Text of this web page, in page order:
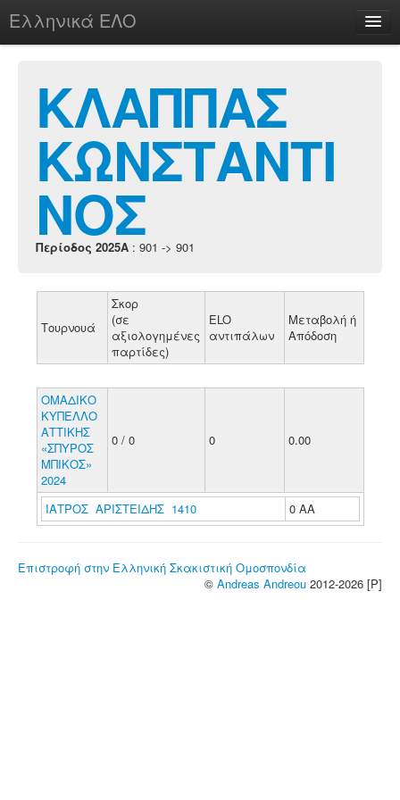
Ελληνικά ΕΛΟ
chesstu.be @ discord
Login
ΚΛΑΠΠΑΣ
ΚΩΝΣΤΑΝΤΙ
ΝΟΣ
Περίοδος 2025A : 901 -> 901
Τουρνουά
Σκορ
(σε
αξιολογημένες
παρτίδες)
ELO
αντιπάλων
Μεταβολή ή
Απόδοση
ΟΜΑΔΙΚΟ
ΚΥΠΕΛΛΟ
ΑΤΤΙΚΗΣ
«ΣΠΥΡΟΣ
ΜΠΙΚΟΣ»
2024
0 / 0 0 0.00
ΙΑΤΡΟΣ ΑΡΙΣΤΕΙΔΗΣ 1410 0 ΑΑ
Επιστροφή στην Ελληνική Σκακιστική Ομοσπονδία
© Andreas Andreou 2012-2026 [P]